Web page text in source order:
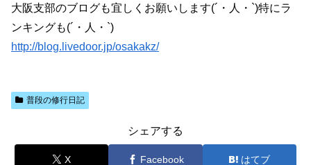
大阪支部のブログも宜しくお願いします(´・人・`)特にラ
ンキングも(´・人・`)
http://blog.livedoor.jp/osakakz/
普段の修行日記
シェアする
X Facebook はてブ